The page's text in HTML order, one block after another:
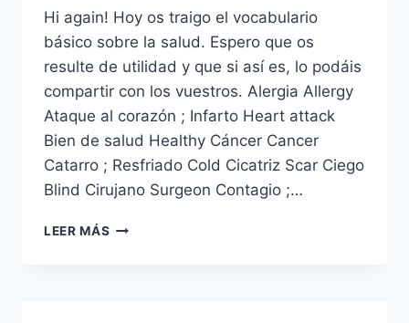
Hi again! Hoy os traigo el vocabulario
básico sobre la salud. Espero que os
resulte de utilidad y que si así es, lo podáis
compartir con los vuestros. Alergia Allergy
Ataque al corazón ; Infarto Heart attack
Bien de salud Healthy Cáncer Cancer
Catarro ; Resfriado Cold Cicatriz Scar Ciego
Blind Cirujano Surgeon Contagio ;…
LEER MÁS VOCABULARIO